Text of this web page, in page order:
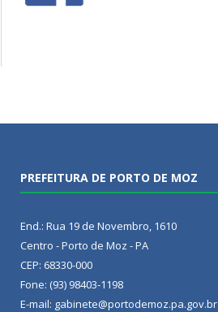
PREFEITURA DE PORTO DE MOZ
End.: Rua 19 de Novembro, 1610
Centro - Porto de Moz - PA
CEP: 68330-000
Fone: (93) 98403-1198
E-mail: gabinete@portodemoz.pa.gov.br